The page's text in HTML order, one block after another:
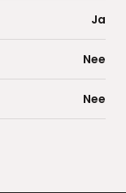
Ja
Nee
Nee